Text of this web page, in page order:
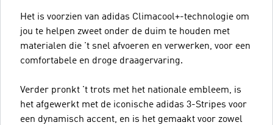
Het is voorzien van adidas Climacool+-technologie om
jou te helpen zweet onder de duim te houden met
materialen die 't snel afvoeren en verwerken, voor een
comfortabele en droge draagervaring.
Verder pronkt 't trots met het nationale embleem, is
het afgewerkt met de iconische adidas 3-Stripes voor
een dynamisch accent, en is het gemaakt voor zowel